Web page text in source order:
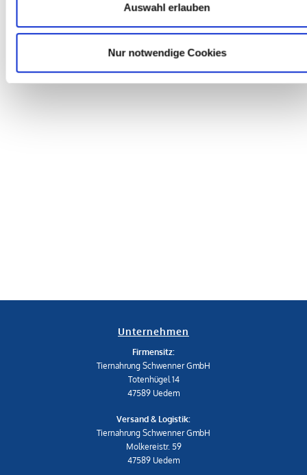
Auswahl erlauben
Nur notwendige Cookies
Unternehmen
Firmensitz:
Tiernahrung Schwenner GmbH
Totenhügel 14
47589 Uedem
Versand & Logistik:
Tiernahrung Schwenner GmbH
Molkereistr. 59
47589 Uedem